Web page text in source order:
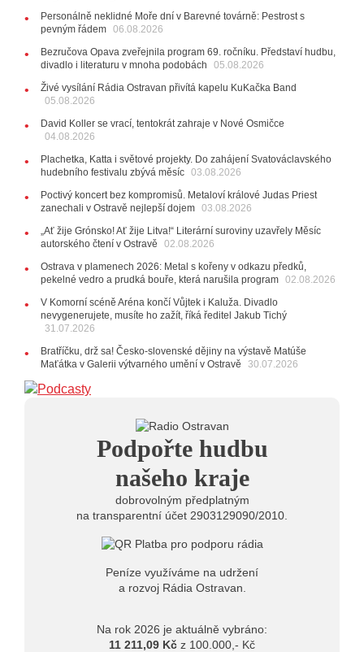
kláves
28.07.2026
15:51
Koncert legendárních Judas Priest se blíží. Zbývá
27.07.2026
držitelka Ceny Thálie za celoživotní mistrovství
Kirschner, návštěvníci nově zaplatí už jen pomocí čipů
17:06
Zpěvačka Tanja vydala nové EP Plamen VIDEO
10:02
Kapela Midnight v Rádiu Ostravan: Od minulého
21.07.2026
Výrazná osobnost české alternativní scény zahraje ve
Frýdku-Místku
14:01
herec Dušan Urban
10:03
Pimprléto promění areál Divadla loutek Ostrava v
letní centrum umění, tvoření a sousedských setkání
Personálně neklidné Moře dní v Barevné továrně: Pestrost s
pevným řádem 06.08.2026
Bezručova Opava zveřejnila program 69. ročníku. Představí hudbu,
divadlo i literaturu v mnoha podobách
05.08.2026
Živé vysílání Rádia Ostravan přivítá kapelu KuKačka Band
05.08.2026
David Koller se vrací, tentokrát zahraje v Nové Osmičce
04.08.2026
Plachetka, Katta i světové projekty. Do zahájení Svatováclavského
hudebního festivalu zbývá měsíc 03.08.2026
Poctivý koncert bez kompromisů. Metaloví králové Judas Priest
zanechali v Ostravě nejlepší dojem 03.08.2026
„Ať žije Grónsko! Ať žije Litva!“ Literární suroviny uzavřely Měsíc
autorského čtení v Ostravě
02.08.2026
Ostrava v plamenech 2026: Metal s kořeny v odkazu předků,
pekelné vedro a prudká bouře, která narušila program 02.08.2026
V Komorní scéně Aréna končí Vůjtek i Kaluža. Divadlo
nevygenerujete, musíte ho zažít, říká ředitel Jakub Tichý
31.07.2026
Bratříčku, drž sa! Česko-slovenské dějiny na výstavě Matúše
Maťátka v Galerii výtvarného umění v Ostravě
30.07.2026
Podpořte hudbu
našeho kraje
dobrovolným předplatným
na transparentní účet 2903129090/2010.
Peníze využíváme na udržení
a rozvoj Rádia Ostravan.
Na rok 2026 je aktuálně vybráno:
11 211,09 Kč z 100.000,- Kč